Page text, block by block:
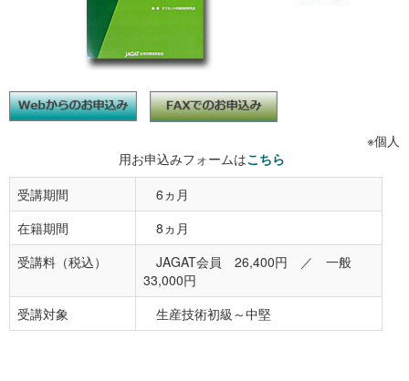
※個人
用お申込みフォームはこちら
受講期間
6ヵ月
在籍期間
8ヵ月
受講料（税込）
JAGAT会員 26,400円 ／ 一般
33,000円
受講対象
生産技術初級～中堅